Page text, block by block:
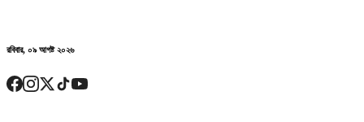
রবিবার, ০৯ আগষ্ট ২০২৬